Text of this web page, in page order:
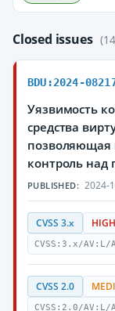
Closed issues
BDU:2024-
Уязвимость
средства
позволяющая
контроль
PUBLISHED: 2024-
CVSS 3.x
CVSS:3.x/
CVSS 2.0
CVSS:2.0/